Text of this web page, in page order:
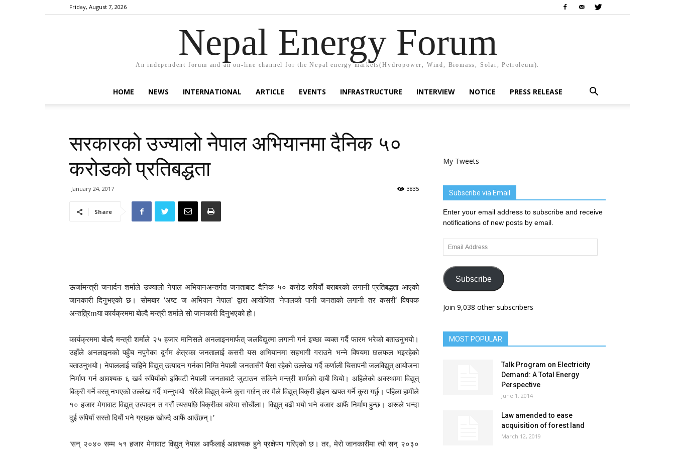
Friday, August 7, 2026
Nepal Energy Forum
An independent forum and an on-line channel for the Nepal energy markets(Hydropower, Wind, Biomass, Solar, Petroleum).
HOME NEWS INTERNATIONAL ARTICLE EVENTS INFRASTRUCTURE INTERVIEW NOTICE PRESS RELEASE
सरकारको उज्यालो नेपाल अभियानमा दैनिक ५०
करोडको प्रतिबद्धता
January 24, 2017 3835
Share
ऊर्जामन्त्री जनार्दन शर्माले उज्यालो नेपाल अभियानअन्तर्गत जनताबाट दैनिक ५० करोड रुपियाँ बराबरको लगानी प्रतिबद्धता आएको
जानकारी दिनुभएको छ। सोमबार ‘अष्ट ज अभियान नेपाल’ द्वारा आयोजित ‘नेपालको पानी जनताको लगानी तर कसरी’ विषयक
अन्तत्र्रिmया कार्यक्रममा बोल्दै मन्त्री शर्माले सो जानकारी दिनुभएको हो।
कार्यक्रममा बोल्दै मन्त्री शर्माले २५ हजार मानिसले अनलाइनमार्फत् जलविद्युत्मा लगानी गर्न इच्छा व्यक्त गर्दै फारम भरेको बताउनुभयो।
उहाँले अनलाइनको पहुँच नपुगेका दुर्गम क्षेत्रका जनतालाई कसरी यस अभियानमा सहभागी गराउने भन्ने विषयमा छलफल भइरहेको
बताउनुभयो। नेपाललाई चाहिने विद्युत् उत्पादन गर्नका निम्ति नेपाली जनतासँगै पैसा रहेको उल्लेख गर्दै कर्णाली चिसापनी जलविद्युत् आयोजना
निर्माण गर्न आवश्यक ६ खर्ब रुपियाँको इक्विटी नेपाली जनताबाटै जुटाउन सकिने मन्त्री शर्माको दाबी थियो। अहिलेको अवस्थामा विद्युत्
बिक्री गर्ने वस्तु नभएको उल्लेख गर्दै भन्नुभयो–‘धेरैले विद्युत् बेच्ने कुरा गर्छन् तर मैले विद्युत् बिक्री होइन खपत गर्ने कुरा गर्छु। पहिला हामीले
१० हजार मेगावाट विद्युत् उत्पादन त गरौं त्यसपछि बिक्रीका बारेमा सोचौंला। विद्युत् बढी भयो भने बजार आफैं निर्माण हुन्छ। अरूले भन्दा
दुई रुपियाँ सस्तो दियौं भने ग्राहक खोज्दै आफैं आउँछन्।’
‘सन् २०४० सम्म ५१ हजार मेगावाट विद्युत् नेपाल आफैंलाई आवश्यक हुने प्रक्षेपण गरिएको छ। तर, मेरो जानकारीमा त्यो सन् २०३०
My Tweets
Subscribe via Email
Enter your email address to subscribe and receive
notifications of new posts by email.
Email
Address
Subscribe
Join 9,038 other subscribers
MOST POPULAR
Talk Program on Electricity
Demand: A Total Energy
Perspective
June 1, 2014
Law amended to ease
acquisition of forest land
March 12, 2019